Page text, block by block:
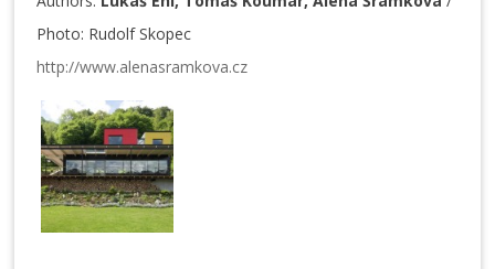
Photo: Rudolf Skopec
http://www.alenasramkova.cz